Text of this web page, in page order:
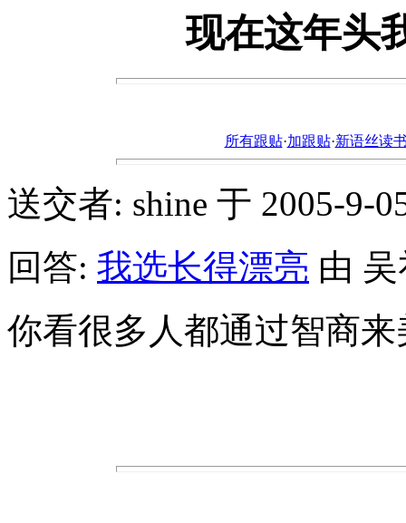
现在这年头
所有跟贴·加跟贴·新语丝读
送交者: shine 于 2005-9-
回答: 我选长得漂亮 由 吴
你看很多人都通过智商